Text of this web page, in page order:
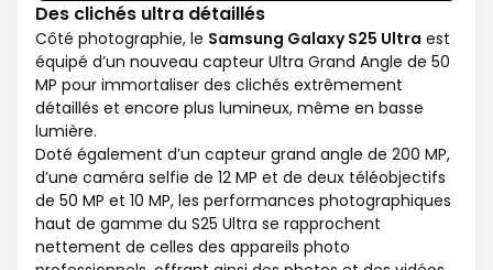
Des clichés ultra détaillés
Côté photographie, le Samsung Galaxy S25 Ultra est
équipé d’un nouveau capteur Ultra Grand Angle de 50
MP pour immortaliser des clichés extrêmement
détaillés et encore plus lumineux, même en basse
lumière.
Doté également d’un capteur grand angle de 200 MP,
d’une caméra selfie de 12 MP et de deux téléobjectifs
de 50 MP et 10 MP, les performances photographiques
haut de gamme du S25 Ultra se rapprochent
nettement de celles des appareils photo